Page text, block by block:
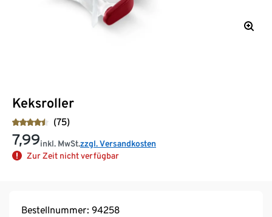
Keksroller
(75)
7,99inkl. MwSt.zzgl. Versandkosten
Zur Zeit nicht verfügbar
Bestellnummer: 94258